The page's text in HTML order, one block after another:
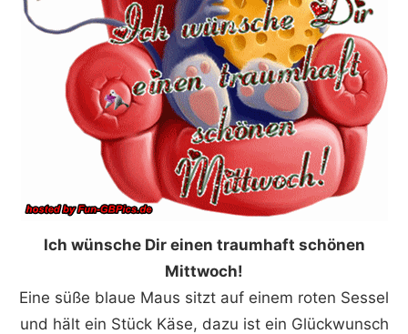
Ich wünsche Dir einen traumhaft schönen
Mittwoch!
Eine süße blaue Maus sitzt auf einem roten Sessel
und hält ein Stück Käse, dazu ist ein Glückwunsch